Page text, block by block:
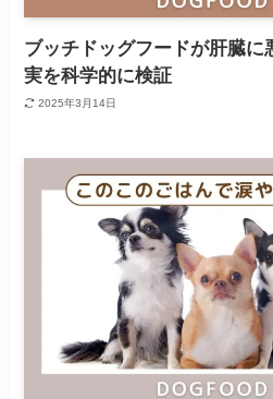
ブッチドッグフードが肝臓に
実を科学的に検証
2025年3月14日